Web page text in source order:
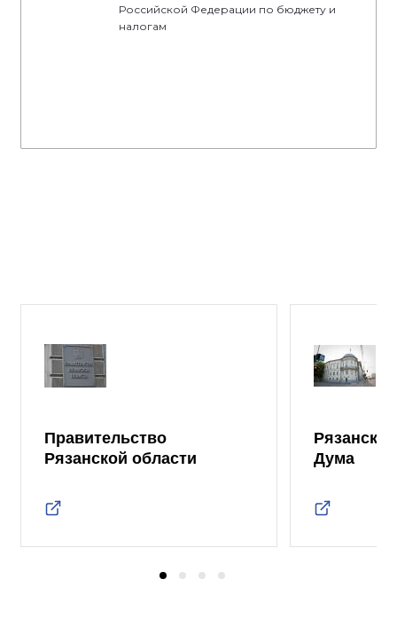
Российской Федерации по бюджету и
налогам
Правительство
Рязанской области
Дума